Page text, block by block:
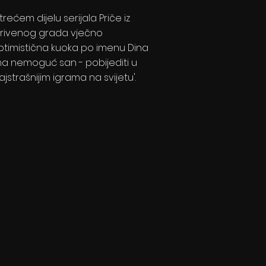
dijelu serijala Priče iz
grada vječno
kuoka po imenu Dina
nemoguć san - pobijediti u
igrama na svijetu'.